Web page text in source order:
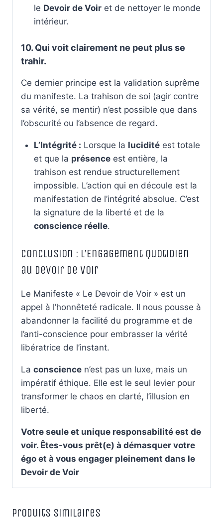
le Devoir de Voiret de nettoyer le monde
intérieur.
10. Qui voit clairement ne peut plus se
trahir.
Ce dernier principe est la validation suprême
du manifeste. La trahison de soi (agir contre
sa vérité, se mentir) n’est possible que dans
l’obscurité ou l’absence de regard.
L’Intégrité : Lorsque la luciditéest totale
et que la présenceest entière, la
trahison est rendue structurellement
impossible. L’action qui en découle est la
manifestation de l’intégrité absolue. C’est
la signature de la liberté et de la
conscience réelle.
Conclusion : L’Engagement Quotidien
au Devoir de Voir
Le Manifeste « Le Devoir de Voir » est un
appel à l’honnêteté radicale. Il nous pousse à
abandonner la facilité du programme et de
l’anti-conscience pour embrasser la vérité
libératrice de l’instant.
La conscience n’est pas un luxe, mais un
impératif éthique. Elle est le seul levier pour
transformer le chaos en clarté, l’illusion en
liberté.
Votre seule et unique responsabilité est de
voir. Êtes-vous prêt(e) à démasquer votre
égo et à vous engager pleinement dans le
Devoir de Voir
Produits similaires